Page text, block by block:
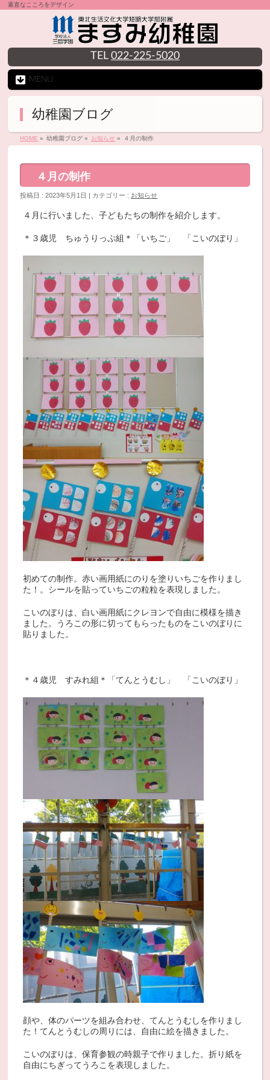
素直なこころをデザイン
TEL 022-225-5020
MENU
幼稚園ブログ
HOME » 幼稚園ブログ » お知らせ » ４月の制作
４月の制作
投稿日 : 2023年5月1日 | カテゴリー : お知らせ
４月に行いました、子どもたちの制作を紹介します。
＊３歳児 ちゅうりっぷ組＊「いちご」 「こいのぼり」
初めての制作。赤い画用紙にのりを塗りいちごを作りまし
た！。シールを貼っていちごの粒粒を表現しました。
こいのぼりは、白い画用紙にクレヨンで自由に模様を描き
ました。うろこの形に切ってもらったものをこいのぼりに
貼りました。
＊４歳児 すみれ組＊「てんとうむし」 「こいのぼり」
顔や、体のパーツを組み合わせ、てんとうむしを作りまし
た！てんとうむしの周りには、自由に絵を描きました。
こいのぼりは、保育参観の時親子で作りました。折り紙を
自由にちぎってうろこを表現しました。